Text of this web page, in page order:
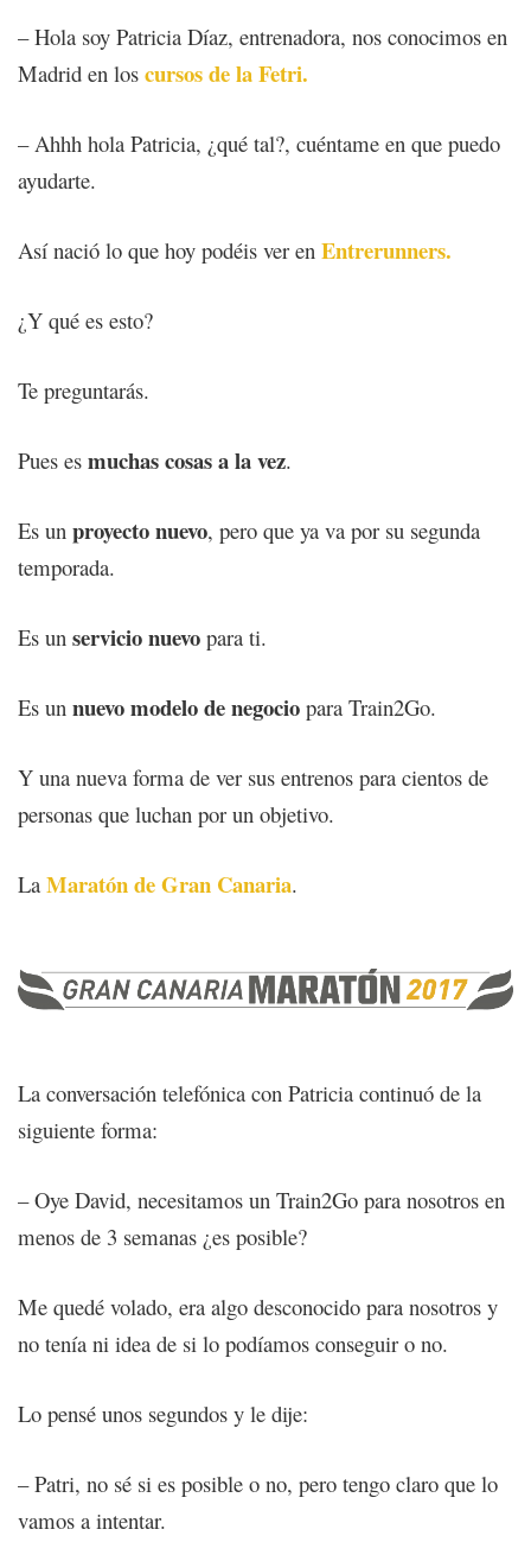
– Hola soy Patricia Díaz, entrenadora, nos conocimos en
Madrid en los cursos de la Fetri.
– Ahhh hola Patricia, ¿qué tal?, cuéntame en que puedo
ayudarte.
Así nació lo que hoy podéis ver en Entrerunners.
¿Y qué es esto?
Te preguntarás.
Pues es muchas cosas a la vez.
Es un proyecto nuevo, pero que ya va por su segunda
temporada.
Es un servicio nuevo para ti.
Es un nuevo modelo de negocio para Train2Go.
Y una nueva forma de ver sus entrenos para cientos de
personas que luchan por un objetivo.
La Maratón de Gran Canaria.
La conversación telefónica con Patricia continuó de la
siguiente forma:
– Oye David, necesitamos un Train2Go para nosotros en
menos de 3 semanas ¿es posible?
Me quedé volado, era algo desconocido para nosotros y
no tenía ni idea de si lo podíamos conseguir o no.
Lo pensé unos segundos y le dije:
– Patri, no sé si es posible o no, pero tengo claro que lo
vamos a intentar.